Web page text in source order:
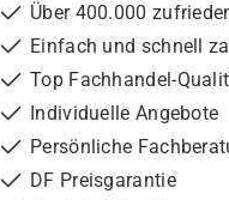
Über 400.000
Einfach und schnell
Top Fachhandel-
Individuelle Angebote
Persönliche
DF Preisgarantie